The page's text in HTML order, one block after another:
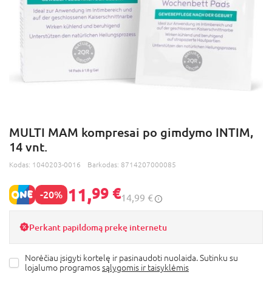
MULTI MAM kompresai po gimdymo INTIM,
14 vnt.
Kodas: 1040203-0016 Barkodas: 8714207000085
-20% 11,99 €14,99 €
Perkant papildomą prekę internetu
Norėčiau įsigyti kortelę ir pasinaudoti nuolaida. Sutinku su
lojalumo programossąlygomis ir taisyklėmis